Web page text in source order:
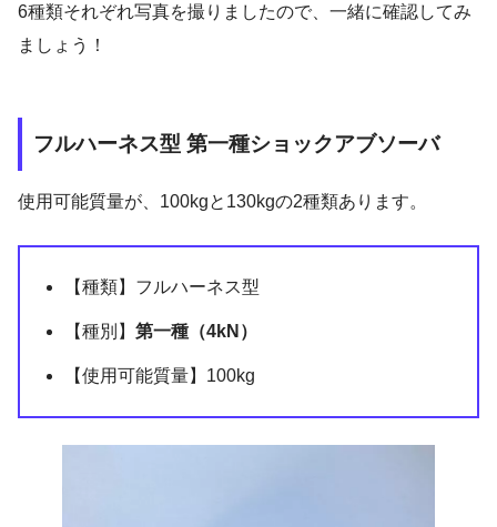
6種類それぞれ写真を撮りましたので、一緒に確認してみ
ましょう！
フルハーネス型 第一種ショックアブソーバ
使用可能質量が、100kgと130kgの2種類あります。
【種類】フルハーネス型
【種別】 第一種（4kN）
【使用可能質量】100kg